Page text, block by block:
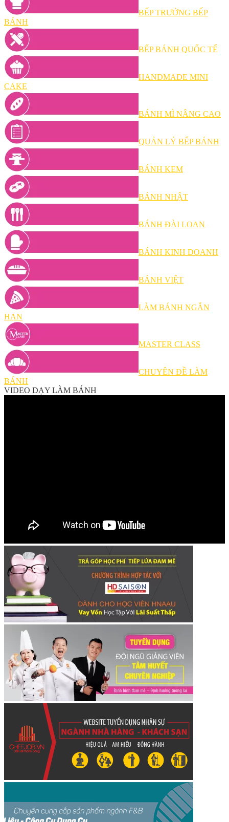
BẾP TRƯỞNG BẾP
BÁNH
BẾP BÁNH QUỐC TẾ
HANDMADE MINI
CAKE
BÁNH MÌ NÂNG CAO
QUẢN LÝ BẾP BÁNH
BÁNH KEM
BÁNH NHẬT
BÁNH ĐÀI LOAN
BÁNH KINH DOANH
BÁNH VIỆT
LÀM BÁNH NGẮN
HẠN
MASTER CLASS
CHUYÊN ĐỀ LÀM
BÁNH
VIDEO DẠY LÀM BÁNH